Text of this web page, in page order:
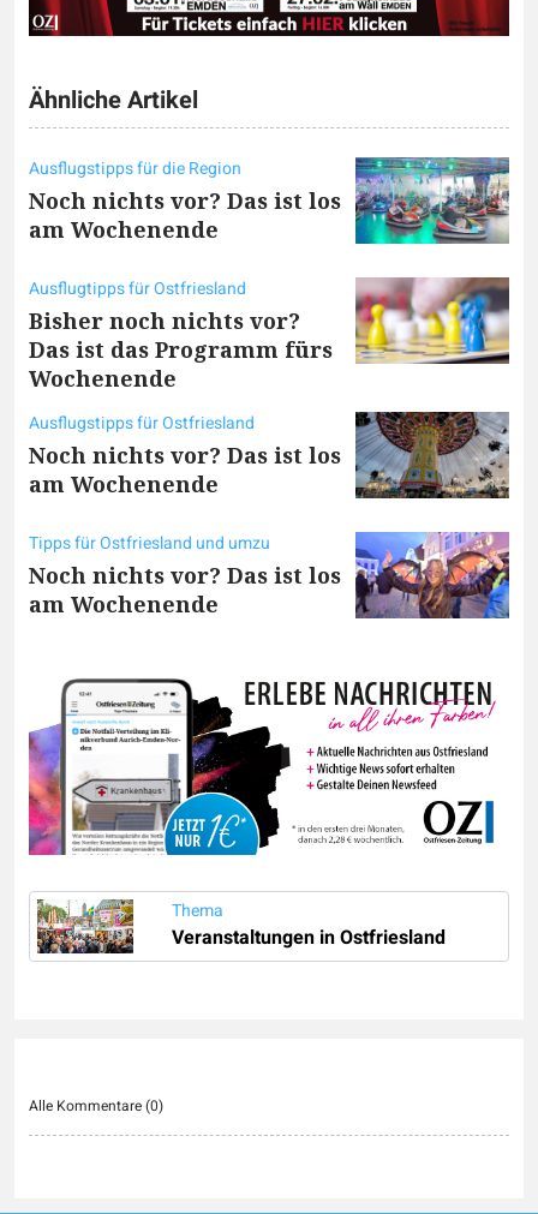
Ähnliche Artikel
Ausflugstipps für die Region
Noch nichts vor? Das ist los
am Wochenende
Ausflugtipps für Ostfriesland
Bisher noch nichts vor?
Das ist das Programm fürs
Wochenende
Ausflugstipps für Ostfriesland
Noch nichts vor? Das ist los
am Wochenende
Tipps für Ostfriesland und umzu
Noch nichts vor? Das ist los
am Wochenende
Thema
Veranstaltungen in Ostfriesland
Alle Kommentare (0)